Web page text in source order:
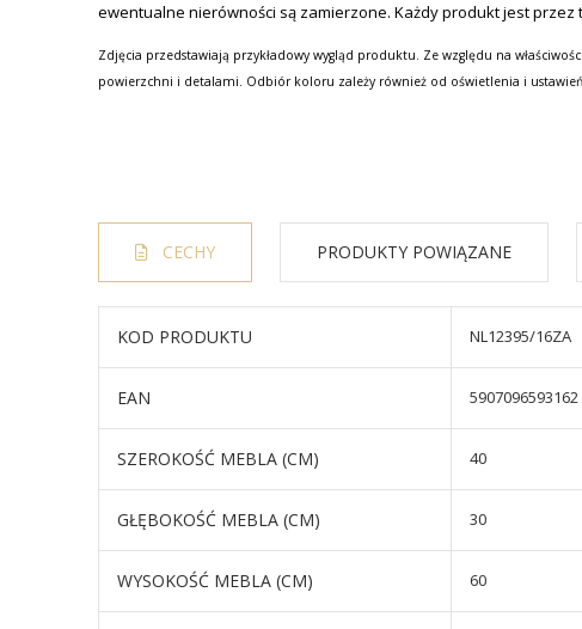
ewentualne nierówności są zamierzone. Każdy produkt jest przez
Zdjęcia przedstawiają przykładowy wygląd produktu. Ze względu na
powierzchni i detalami. Odbiór koloru zależy również od oświetlenia i
CECHY PRODUKTY POWIĄZANE
KOD PRODUKTU NL12395/16ZA
EAN 5907096593162
SZEROKOŚĆ MEBLA (CM) 40
GŁĘBOKOŚĆ MEBLA (CM) 30
WYSOKOŚĆ MEBLA (CM) 60